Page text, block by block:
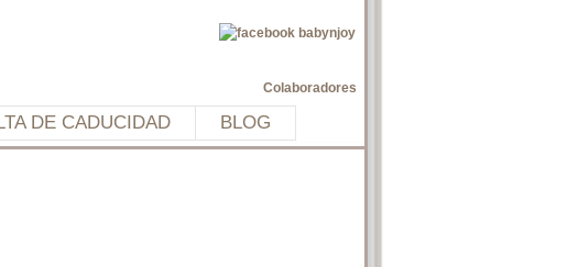
DE CADUCIDAD BLOG
Colaboradores